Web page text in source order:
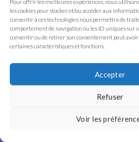
Pour offrir les meilleures expériences, nous
les cookies pour stocker et/ou accéder aux
consentir à ces technologies nous permettra de
comportement de navigation ou les ID uniques sur
consentir ou de retirer son consentement peut
certaines caractéristiques et fonctions.
Accepter
Refuser
Voir les